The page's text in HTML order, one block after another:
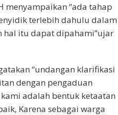
menyampaikan “ada tahap
terlebih dahulu dalam
hal itu dapat dipahami”ujar
“undangan klarifikasi
dengan pengaduan
adalah bentuk ketaatan
Karena sebagai warga